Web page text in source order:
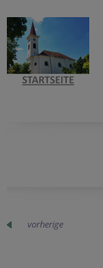
vorherige